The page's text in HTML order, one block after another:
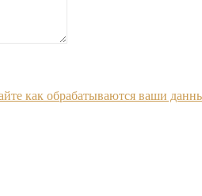
как обрабатываются ваши